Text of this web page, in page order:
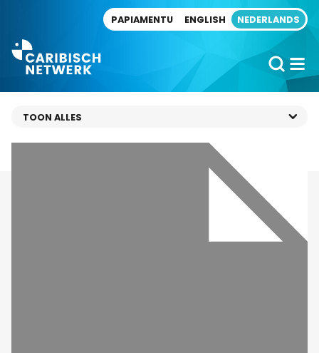
PAPIAMENTU ENGLISH NEDERLANDS